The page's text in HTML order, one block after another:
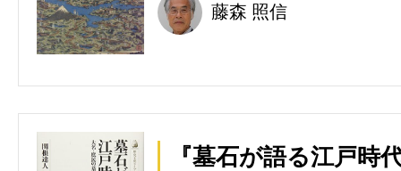
藤森 照信
『墓石が語る江戸時